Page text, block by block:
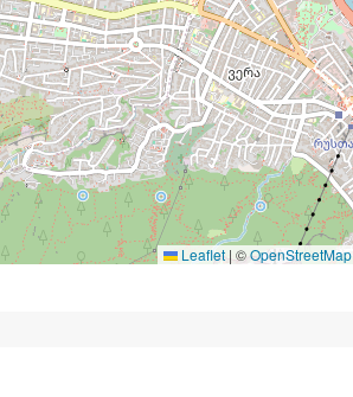
Leaflet| ©OpenStreetMap